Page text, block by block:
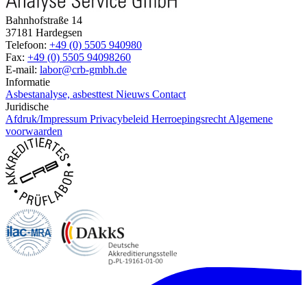
Bahnhofstraße 14
37181 Hardegsen
Telefoon: +49 (0) 5505 940980
Fax: +49 (0) 5505 94098260
E-mail: labor@crb-gmbh.de
Informatie
Asbestanalyse, asbesttest Nieuws Contact
Juridische
Afdruk/Impressum Privacybeleid Herroepingsrecht Algemene
voorwaarden